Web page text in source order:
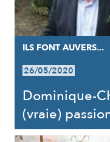
ILS FONT AUVERS...
26/05/2020
Dominique-
(vraie)